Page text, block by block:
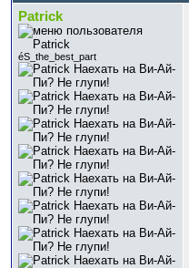
Patrick
éS_the_best_part